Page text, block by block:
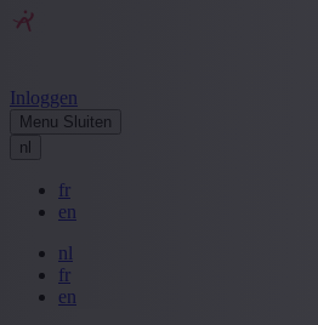
Inloggen
Menu Sluiten
nl
fr
en
nl
fr
en